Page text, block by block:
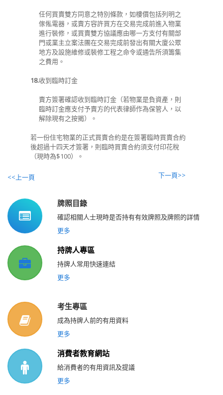
任何買賣雙方同意之特別條款，如樓價包括列明之
傢俬電器，或賣方容許買方在交易完成前進入物業
進行裝修，或買賣雙方協議應由哪一方支付有關部
門或業主立案法團在交易完成前發出有關大廈公眾
地方及設施維修或裝修工程之命令或通告所須籌集
之費用。
18.收到臨時訂金
賣方簽署確認收到臨時訂金（若物業是負資產，則
臨時訂金應支付予賣方的代表律師作為保管人，以
解除現有之按揭）。
若一份住宅物業的正式買賣合約是在簽署臨時買賣合約
後超過十四天才簽署，則臨時買賣合約須支付印花稅
（現時為$100）。
<<上一頁 下一頁>>
牌照目錄
確認相關人士現時是否持有有效牌照及牌照的詳情
更多
持牌人專區
持牌人常用快速連結
更多
考生專區
成為持牌人前的有用資料
更多
消費者教育網站
給消費者的有用資訊及提議
更多